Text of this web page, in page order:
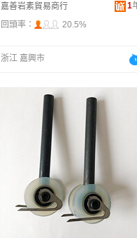
嘉善岩素貿易商行
1
回頭率：
20.5%
浙江 嘉興市